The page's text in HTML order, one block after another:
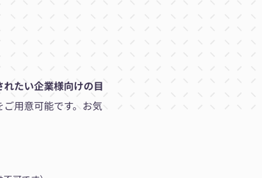
たい企業様向けの目
用意可能です。お気